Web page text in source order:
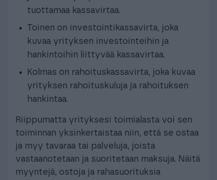
tuottamaa kassavirtaa.
Toinen on investointikassavirta, joka
kuvaa yrityksen investointeihin ja
hankintoihin liittyvää kassavirtaa.
Kolmas on rahoituskassavirta, joka kuvaa
yrityksen rahoituskuluja ja rahoituksen
hankintaa.
Riippumatta yrityksesi toimialasta voi sen
toiminnan yksinkertaistaa niin, että se ostaa
ja myy tavaraa tai palveluja, joista
vastaanotetaan ja suoritetaan maksuja. Näitä
myyntejä, ostoja ja rahasuorituksia